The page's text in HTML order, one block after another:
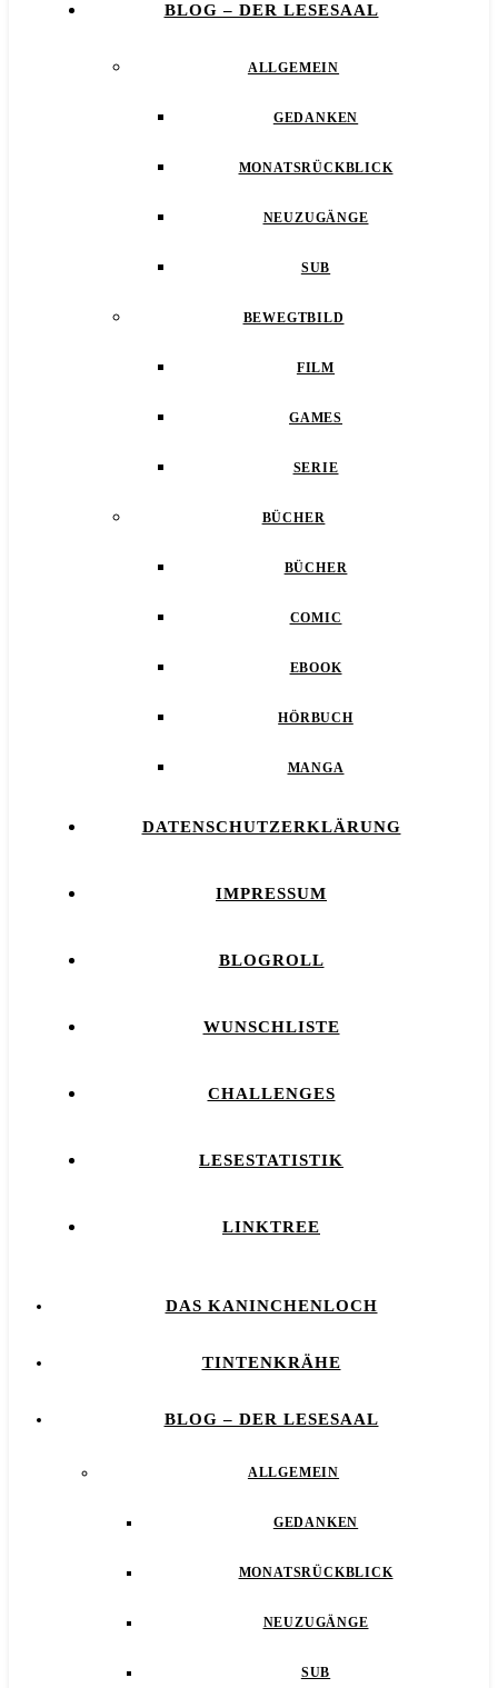
BLOG – DER LESESAAL
ALLGEMEIN
GEDANKEN
MONATSRÜCKBLICK
NEUZUGÄNGE
SUB
BEWEGTBILD
FILM
GAMES
SERIE
BÜCHER
BÜCHER
COMIC
EBOOK
HÖRBUCH
MANGA
DATENSCHUTZERKLÄRUNG
IMPRESSUM
BLOGROLL
WUNSCHLISTE
CHALLENGES
LESESTATISTIK
LINKTREE
DAS KANINCHENLOCH
TINTENKRÄHE
BLOG – DER LESESAAL
ALLGEMEIN
GEDANKEN
MONATSRÜCKBLICK
NEUZUGÄNGE
SUB